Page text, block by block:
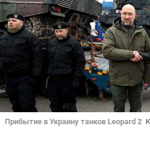
Прибытие в Украину танков Leopard 2